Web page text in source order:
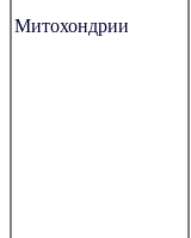
Митохондрии